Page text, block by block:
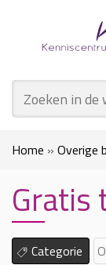
Home » Overige
Gratis
Categorie